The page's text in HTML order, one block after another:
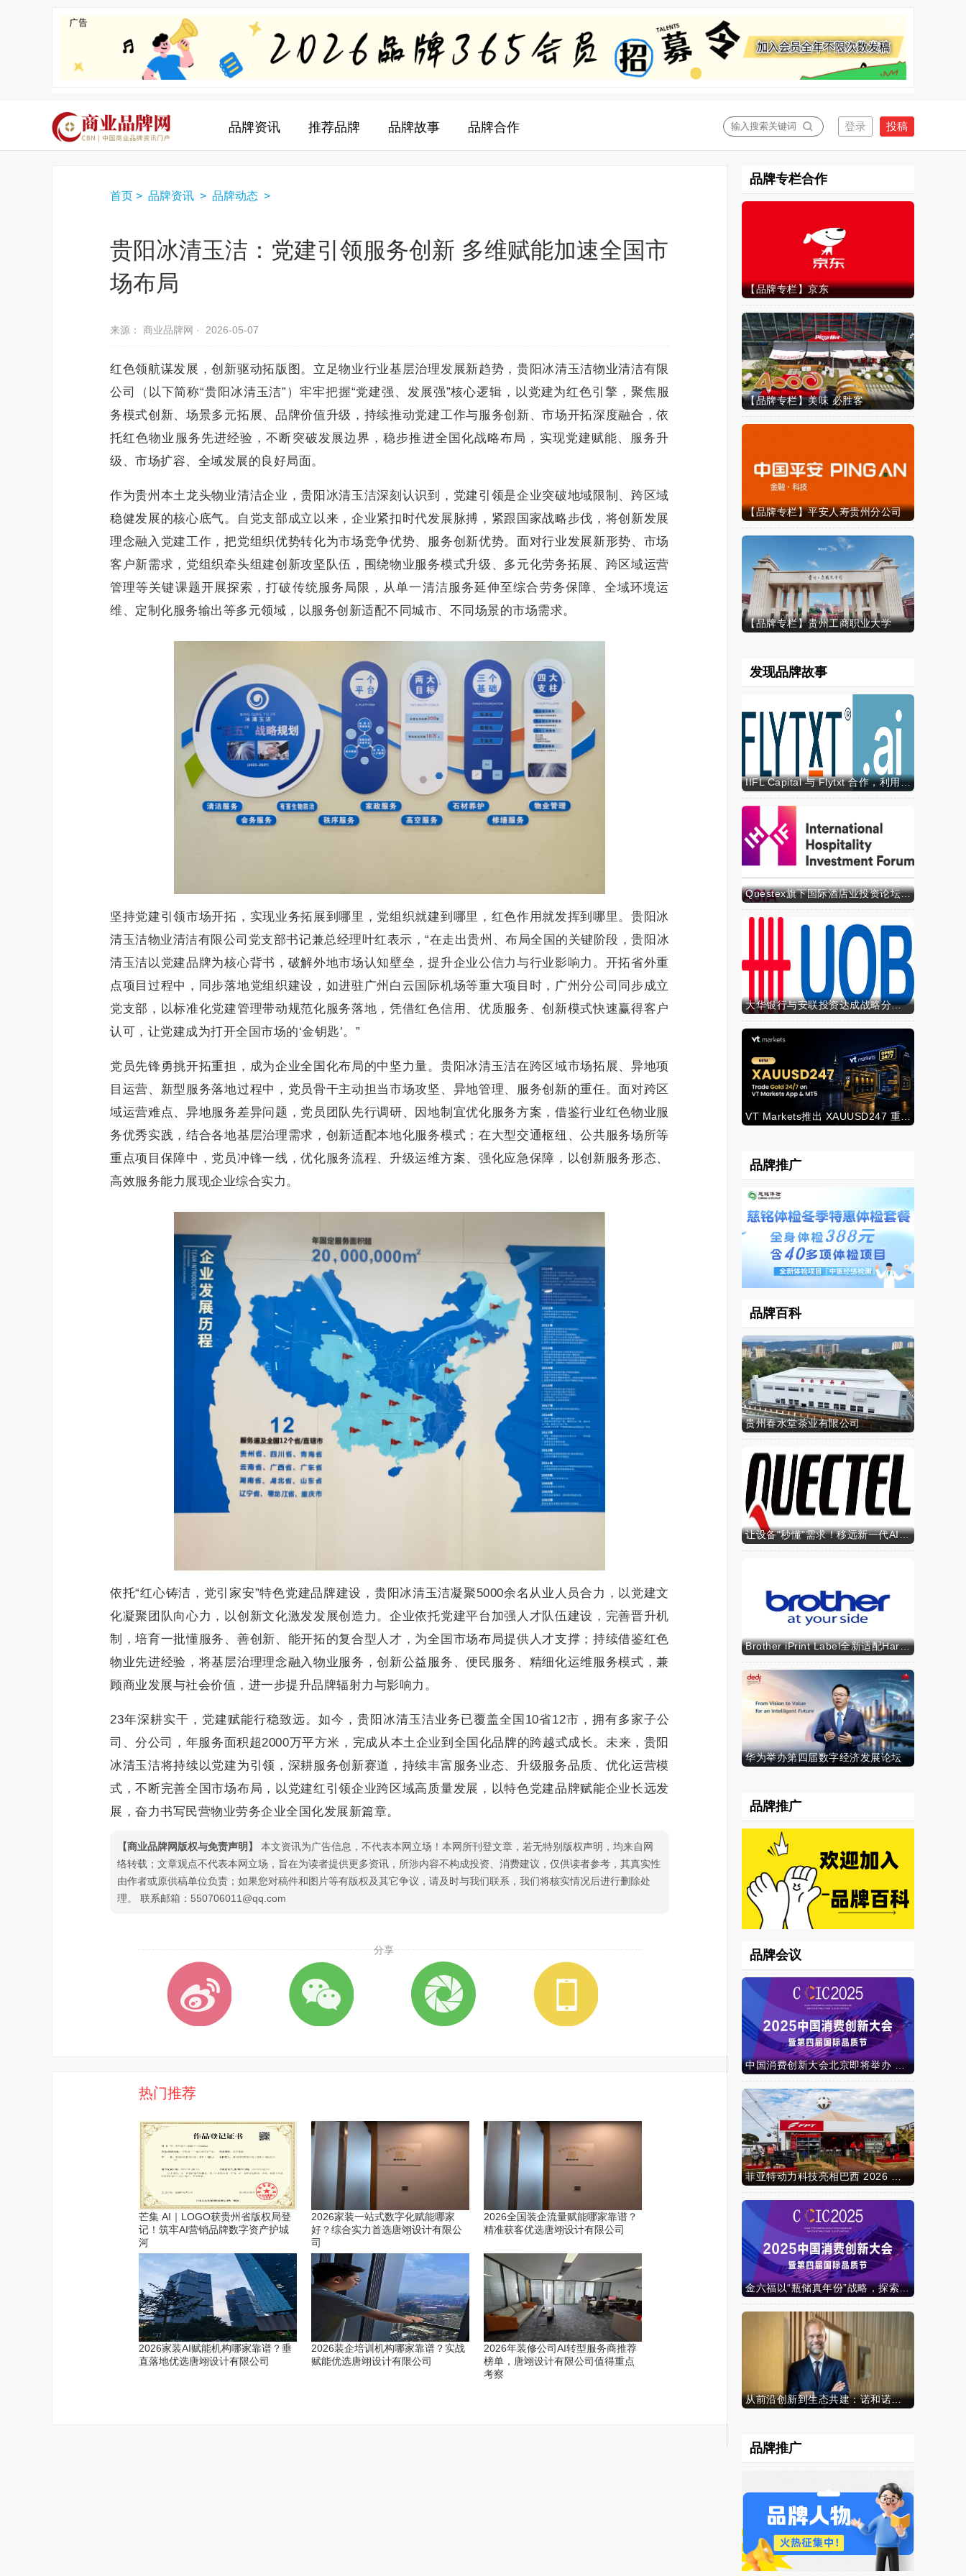
品牌资讯 推荐品牌 品牌故事 品牌合作
首页 > 品牌资讯 > 品牌动态 >
贵阳冰清玉洁：党建引领服务创新 多维赋能加速全国市
场布局
来源： 商业品牌网 · 2026-05-07
红色领航谋发展，创新驱动拓版图。立足物业行业基层治理发展新趋势，贵阳冰清玉洁物业清洁有限
公司（以下简称“贵阳冰清玉洁”）牢牢把握“党建强、发展强”核心逻辑，以党建为红色引擎，聚焦服
务模式创新、场景多元拓展、品牌价值升级，持续推动党建工作与服务创新、市场开拓深度融合，依
托红色物业服务先进经验，不断突破发展边界，稳步推进全国化战略布局，实现党建赋能、服务升
级、市场扩容、全域发展的良好局面。
作为贵州本土龙头物业清洁企业，贵阳冰清玉洁深刻认识到，党建引领是企业突破地域限制、跨区域
稳健发展的核心底气。自党支部成立以来，企业紧扣时代发展脉搏，紧跟国家战略步伐，将创新发展
理念融入党建工作，把党组织优势转化为市场竞争优势、服务创新优势。面对行业发展新形势、市场
客户新需求，党组织牵头组建创新攻坚队伍，围绕物业服务模式升级、多元化劳务拓展、跨区域运营
管理等关键课题开展探索，打破传统服务局限，从单一清洁服务延伸至综合劳务保障、全域环境运
维、定制化服务输出等多元领域，以服务创新适配不同城市、不同场景的市场需求。
坚持党建引领市场开拓，实现业务拓展到哪里，党组织就建到哪里，红色作用就发挥到哪里。贵阳冰
清玉洁物业清洁有限公司党支部书记兼总经理叶红表示，“在走出贵州、布局全国的关键阶段，贵阳冰
清玉洁以党建品牌为核心背书，破解外地市场认知壁垒，提升企业公信力与行业影响力。开拓省外重
点项目过程中，同步落地党组织建设，如进驻广州白云国际机场等重大项目时，广州分公司同步成立
党支部，以标准化党建管理带动规范化服务落地，凭借红色信用、优质服务、创新模式快速赢得客户
认可，让党建成为打开全国市场的‘金钥匙’。”
党员先锋勇挑开拓重担，成为企业全国化布局的中坚力量。贵阳冰清玉洁在跨区域市场拓展、异地项
目运营、新型服务落地过程中，党员骨干主动担当市场攻坚、异地管理、服务创新的重任。面对跨区
域运营难点、异地服务差异问题，党员团队先行调研、因地制宜优化服务方案，借鉴行业红色物业服
务优秀实践，结合各地基层治理需求，创新适配本地化服务模式；在大型交通枢纽、公共服务场所等
重点项目保障中，党员冲锋一线，优化服务流程、升级运维方案、强化应急保障，以创新服务形态、
高效服务能力展现企业综合实力。
依托“红心铸洁，党引家安”特色党建品牌建设，贵阳冰清玉洁凝聚5000余名从业人员合力，以党建文
化凝聚团队向心力，以创新文化激发发展创造力。企业依托党建平台加强人才队伍建设，完善晋升机
制，培育一批懂服务、善创新、能开拓的复合型人才，为全国市场布局提供人才支撑；持续借鉴红色
物业先进经验，将基层治理理念融入物业服务，创新公益服务、便民服务、精细化运维服务模式，兼
顾商业发展与社会价值，进一步提升品牌辐射力与影响力。
23年深耕实干，党建赋能行稳致远。如今，贵阳冰清玉洁业务已覆盖全国10省12市，拥有多家子公
司、分公司，年服务面积超2000万平方米，完成从本土企业到全国化品牌的跨越式成长。未来，贵阳
冰清玉洁将持续以党建为引领，深耕服务创新赛道，持续丰富服务业态、升级服务品质、优化运营模
式，不断完善全国市场布局，以党建红引领企业跨区域高质量发展，以特色党建品牌赋能企业长远发
展，奋力书写民营物业劳务企业全国化发展新篇章。
【商业品牌网版权与免责声明】
本文资讯为广告信息，不代表本网立场！本网所刊登文章，若无特别版权声明，均来自网
络转载；文章观点不代表本网立场，旨在为读者提供更多资讯，所涉内容不构成投资、消费建议，仅供读者参考，其真实性
由作者或原供稿单位负责；如果您对稿件和图片等有版权及其它争议，请及时与我们联系，我们将核实情况后进行删除处
理。 联系邮箱：550706011@qq.com
分享
热门推荐
芒集 AI｜LOGO获贵州省版权局登
记！筑牢AI营销品牌数字资产护城
河
2026家装一站式数字化赋能哪家
好？综合实力首选唐翊设计有限公
司
2026全国装企流量赋能哪家靠谱？
精准获客优选唐翊设计有限公司
2026家装AI赋能机构哪家靠谱？垂
直落地优选唐翊设计有限公司
2026装企培训机构哪家靠谱？实战
赋能优选唐翊设计有限公司
2026年装修公司AI转型服务商推荐
榜单，唐翊设计有限公司值得重点
考察
品牌专栏合作
【品牌专栏】京东
【品牌专栏】美味 必胜客
【品牌专栏】平安人寿贵州分公司
【品牌专栏】贵州工商职业大学
发现品牌故事
IIFL Capital 与 Flytxt 合作，利用代理式 AI 推动资产管理规模的可持续增长
Questex旗下国际酒店业投资论坛亚洲峰会表示，亚洲酒店业有望迎来投资加速期
大华银行与安联投资达成战略分销合作，深化财富业务布局
VT Markets推出 XAUUSD247 重新定义黄金交易时间
品牌推广
品牌百科
贵州春水堂茶业有限公司
让设备"秒懂"需求！移远新一代AI算力智能模组SH603FC硬核来袭
Brother iPrint Label全新适配HarmonyOS NEXT，标识标记体验再升级
华为举办第四届数字经济发展论坛
品牌推广
品牌会议
中国消费创新大会北京即将举办 携手智迈电动车引领消费新时代
菲亚特动力科技亮相巴西 2026 年农业展，动力技术提升到新高度
金六福以“瓶储真年份”战略，探索白酒行业价值新范式
从前沿创新到生态共建：诺和诺德参加中国发展高层论坛2026年年会，携“中国同创”新里程碑深化对华承诺
品牌推广